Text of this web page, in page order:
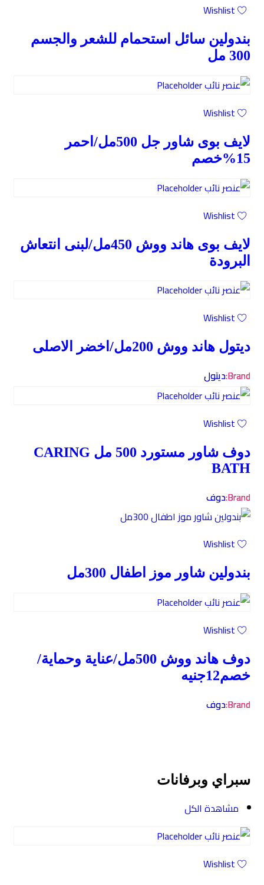
Wishlist
بندولين سائل استحمام للشعر والجسم
300 مل
Wishlist
لايف بوى شاور جل 500مل/احمر
15%خصم
Wishlist
لايف بوى هاند ووش 450مل/لبنى انتعاش
البرودة
Wishlist
ديتول هاند ووش 200مل/اخضر الاصلى
Brand:ديتول
Wishlist
دوف شاور مستورد 500 مل CARING
BATH
Brand:دوف
Wishlist
بندولين شاور موز اطفال 300مل
Wishlist
دوف هاند ووش 500مل/عناية وحماية/
خصم12جنيه
Brand:دوف
سبراي وبرفانات
مشاهدة الكل
Wishlist